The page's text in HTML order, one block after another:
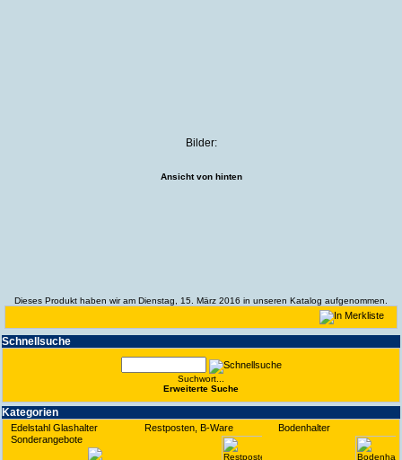
Schnell­suche
Suchwort...
Erwei­terte Suche
Kate­gorien
Edelstahl Glashalter
Sonderangebote
Restposten, B-Ware Bodenhalter
Bilder:
Ansicht von hinten
Dieses Produkt haben wir am Dienstag, 15. März 2016 in unseren Katalog aufgenommen.